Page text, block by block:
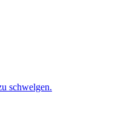
schwelgen.